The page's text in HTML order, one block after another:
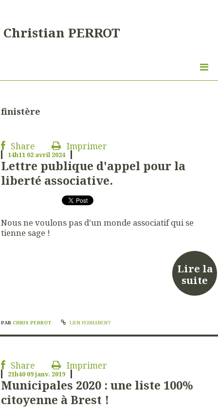
Christian PERROT
finistère
Share Imprimer
14h11 02 avril 2024
Lettre publique d'appel pour la
liberté associative.
Nous ne voulons pas d'un monde associatif qui se
tienne sage !
Lire la
suite
PAR CHRIS PERROT LIEN PERMANENT
Share Imprimer
21h40 09janv. 2019
Municipales 2020 : une liste 100%
citoyenne à Brest !